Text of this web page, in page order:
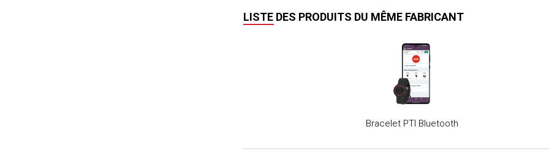
LISTE DES PRODUITS DU MÊME FABRICANT
Bracelet PTI Bluetooth